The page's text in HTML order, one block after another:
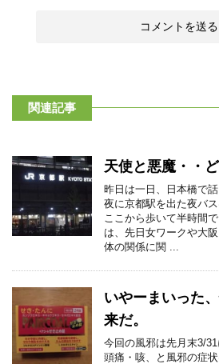
関連記事
天使と悪魔・・
昨日は一日、日本橋で
夜に京都駅を出た夜バ
ここから歩いて半時間
は、先日女ワークや大
体の関係に関 ...
いやーまいった
来だ。
今回の風邪は先月末3/
頭痛・咳、と風邪の症